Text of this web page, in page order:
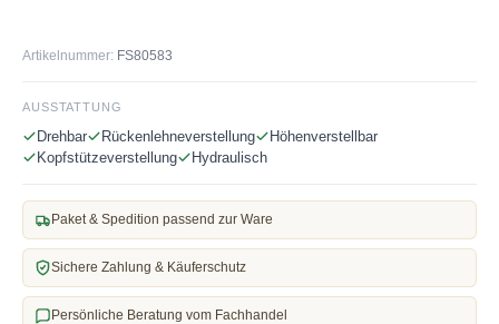
Artikelnummer: FS80583
AUSSTATTUNG
Drehbar Rückenlehneverstellung
Höhenverstellbar
Kopfstützeverstellung
Hydraulisch
Paket & Spedition passend zur Ware
Sichere Zahlung & Käuferschutz
Persönliche Beratung vom Fachhandel